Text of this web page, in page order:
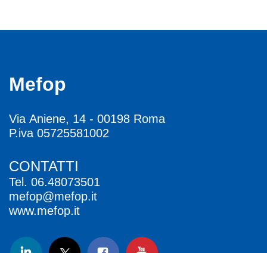
Mefop
Via Aniene, 14 - 00198 Roma
P.iva 05725581002
CONTATTI
Tel. 06.48073501
mefop@mefop.it
www.mefop.it